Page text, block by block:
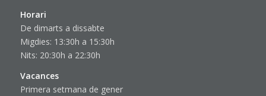
Horari
De dimarts a dissabte
Migdies: 13:30h a 15:30h
Nits: 20:30h a 22:30h
Vacances
Primera setmana de gener